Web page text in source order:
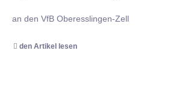
an den VfB Oberesslingen-Zell
den Artikel lesen